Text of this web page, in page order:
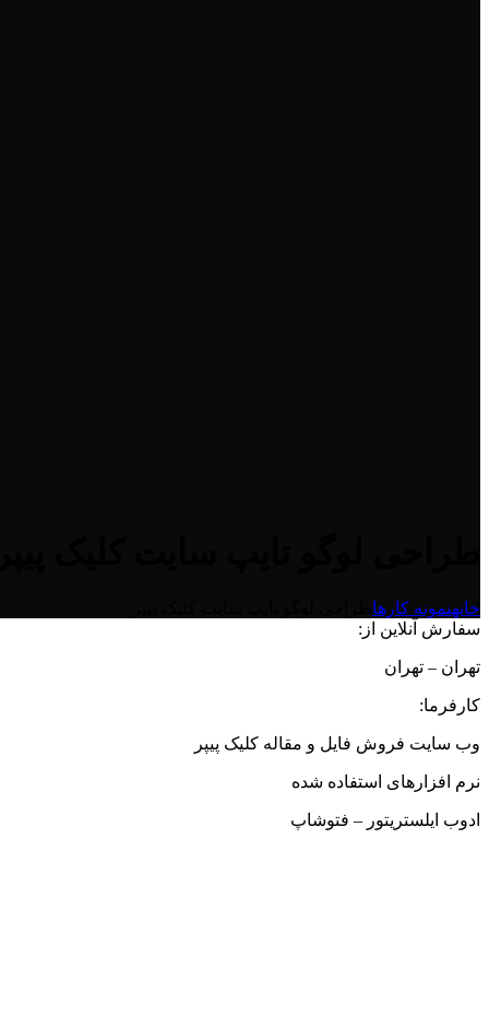
خانهنمونه کارها
سفارش آنلاین از:
تهران – تهران
کارفرما:
وب سایت فروش فایل و مقاله کلیک پیپر
نرم افزارهای استفاده شده
ادوب ایلستریتور – فتوشاپ